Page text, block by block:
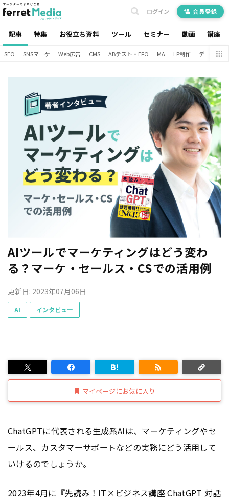
記事 特集 お役立ち資料 ツール セミナー 動画 講座
ログイン 会員登録
SEO SNSマーケ Web広告 CMS ABテスト・EFO MA LP制作 データ分析
AIツールでマーケティングはどう変わ
る？マーケ・セールス・CSでの活用例
更新日: 2023年07月06日
AI インタビュー
マイページにお気に入り
ChatGPTに代表される生成系AIは、 マーケティングやセ
ールス、カスタマーサポートなどの実務にどう活用して
いけるのでしょうか。
2023年4月に『先読み！IT×ビジネス講座 ChatGPT 対話